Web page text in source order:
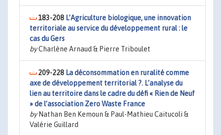
183-208 L’Agriculture biologique, une innovation
territoriale au service du développement rural : le
cas du Gers
byCharlène Arnaud & Pierre Triboulet
209-228 La déconsommation en ruralité comme
axe de développement territorial ?. L’analyse du
lien au territoire dans le cadre du défi « Rien de Neuf
» de l’association Zero Waste France
byNathan Ben Kemoun & Paul-Mathieu Caitucoli &
Valérie Guillard